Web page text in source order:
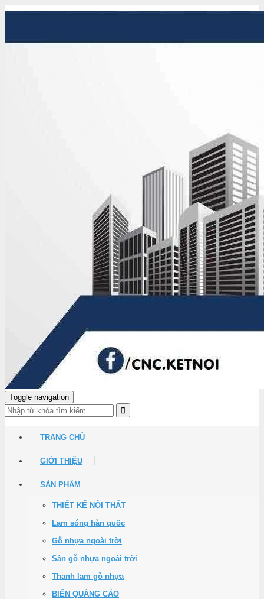
Toggle navigation
TRANG CHỦ
GIỚI THIỆU
SẢN PHẨM
THIẾT KẾ NỘI THẤT
Lam sóng hàn quốc
Gỗ nhựa ngoài trời
Sàn gỗ nhựa ngoài trời
Thanh lam gỗ nhựa
BIỂN QUẢNG CÁO